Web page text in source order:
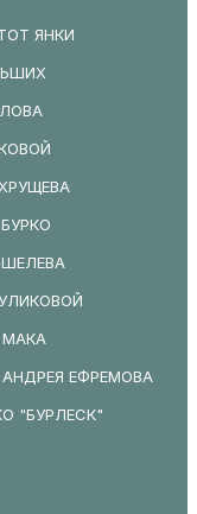
ЯНКИ
ЕФРЕМОВА
"БУРЛЕСК"